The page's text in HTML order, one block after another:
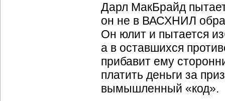
Дарл МакБрайд
он не в ВАСХНИЛ
Он юлит и пытается
а в оставшихся
прибавит ему
платить деньги за
вымышленный «код».